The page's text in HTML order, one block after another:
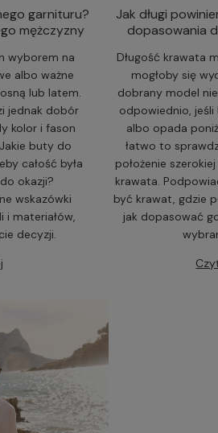
garnituru?
mężczyzny
wyborem na
albo ważne
lub latem.
jednak dobór
kolor i fason
buty do
całość była
okazji?
wskazówki
i materiałów,
decyzji.
Jak długi
dopasowania
Długość krawata
mogłoby się
dobrany model
odpowiednio,
albo opada
łatwo to
położenie
krawata.
być krawat, gdzie
jak dopasować